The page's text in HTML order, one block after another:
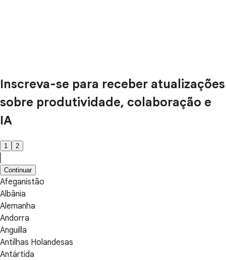
Inscreva-se para receber atualizações
sobre produtividade, colaboração e
IA
1 2
Continuar
Afeganistão
Albânia
Alemanha
Andorra
Anguilla
Antilhas Holandesas
Antártida